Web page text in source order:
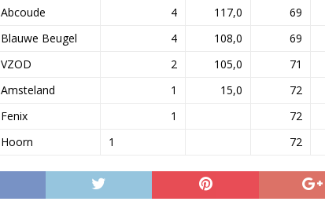
Abcoude 4 117,0 69
Blauwe Beugel 4 108,0 69
VZOD 2 105,0 71
Amsteland 1 15,0 72
Fenix 1 72
Hoorn 1 72